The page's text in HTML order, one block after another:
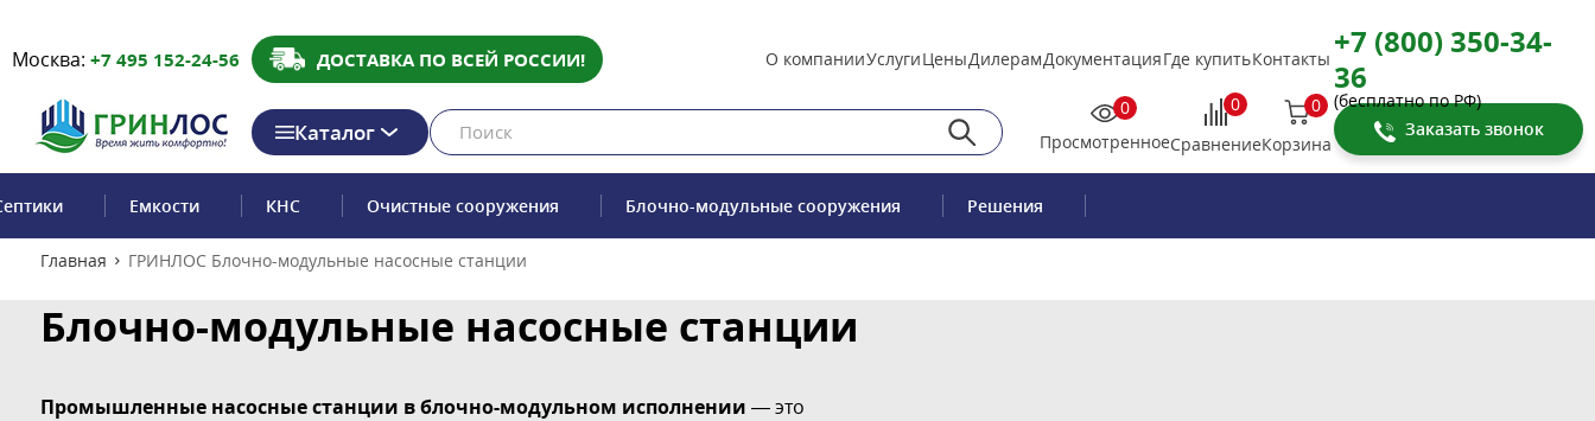
Москва: +7 495 152-24-56 ДОСТАВКА ПО ВСЕЙ РОССИИ! О компанииУслугиЦеныДилерамДокументацияГде купитьКонтакты +7 (800) 350-34-
36
(бесплатно по РФ)
Каталог
0
Просмотренное
0
Сравнение
0
Корзина
Заказать звонок
Емкости КНС Очистные сооружения Блочно-модульные сооружения Решения
Главная ГРИНЛОС Блочно-модульные насосные станции
Блочно-модульные насосные станции
Промышленные насосные станции в блочно-модульном исполнении — это